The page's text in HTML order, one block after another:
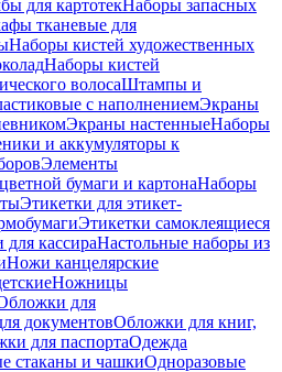
для картотекНаборы запасных
тканевые для
Наборы кистей художественных
Наборы кистей
волосаШтампы и
с наполнениемЭкраны
Экраны настенныеНаборы
и аккумуляторы к
Элементы
бумаги и картонаНаборы
Этикетки для этикет-
Этикетки самоклеящиеся
кассираНастольные наборы из
Ножи канцелярские
Ножницы
для
документовОбложки для книг,
для паспортаОдежда
стаканы и чашкиОдноразовые